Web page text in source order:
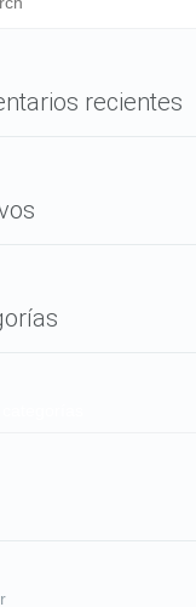
recientes